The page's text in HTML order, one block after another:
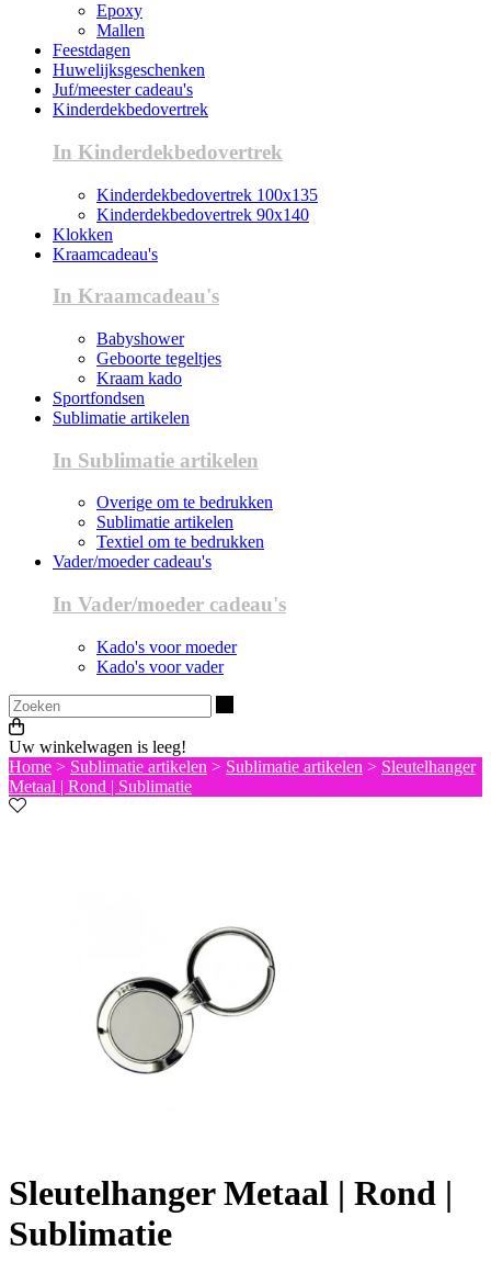
Epoxy
Mallen
Feestdagen
Huwelijksgeschenken
Juf/meester cadeau's
Kinderdekbedovertrek
In Kinderdekbedovertrek
Kinderdekbedovertrek 100x135
Kinderdekbedovertrek 90x140
Klokken
Kraamcadeau's
In Kraamcadeau's
Babyshower
Geboorte tegeltjes
Kraam kado
Sportfondsen
Sublimatie artikelen
In Sublimatie artikelen
Overige om te bedrukken
Sublimatie artikelen
Textiel om te bedrukken
Vader/moeder cadeau's
In Vader/moeder cadeau's
Kado's voor moeder
Kado's voor vader
Uw winkelwagen is leeg!
Home > Sublimatie artikelen > Sublimatie artikelen > Sleutelhanger
Metaal | Rond | Sublimatie
Sleutelhanger Metaal | Rond |
Sublimatie